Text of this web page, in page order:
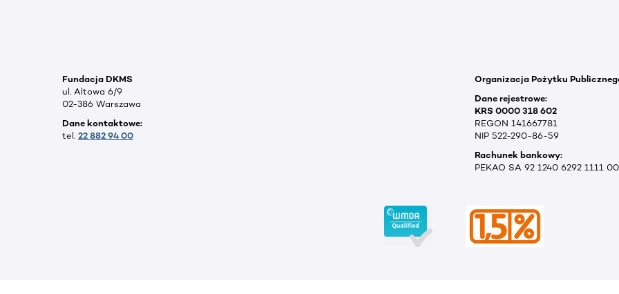
Fundacja DKMS
ul. Altowa 6/9
02-386 Warszawa
Dane kontaktowe:
tel. 22 882 94 00
Organizacja Pożytku
Dane rejestrowe:
KRS 0000 318 602
REGON 141667781
NIP 522-290-86-59
Rachunek bankowy:
PEKAO SA 92 1240 6292 1111